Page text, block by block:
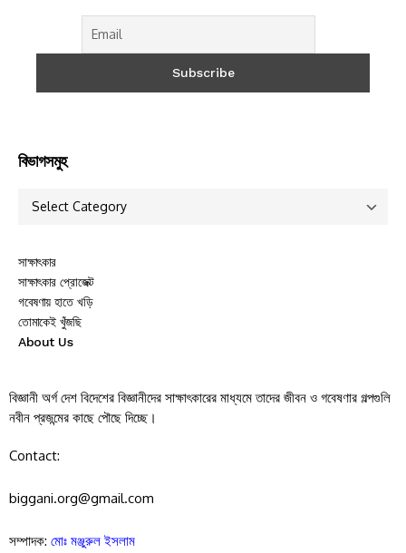
বিভাগসমুহ
সাক্ষাৎকার
সাক্ষাৎকার প্রোজেক্ট
গবেষণায় হাতে খড়ি
তোমাকেই খুঁজছি
About Us
বিজ্ঞানী অর্গ দেশ বিদেশের বিজ্ঞানীদের সাক্ষাৎকারের মাধ্যমে তাদের জীবন ও গবেষণার গল্পগুলি
নবীন প্রজন্মের কাছে পৌছে দিচ্ছে।
Contact:
biggani.org@gmail.com
সম্পাদক: মোঃ মঞ্জুরুল ইসলাম